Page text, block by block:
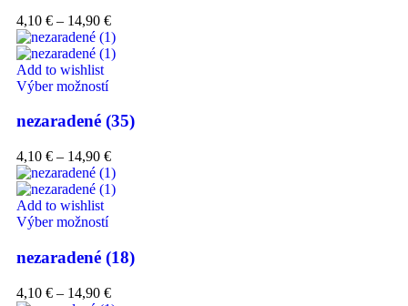
4,10 € – 14,90 €
Add to wishlist
Výber možností
nezaradené (35)
4,10 € – 14,90 €
Add to wishlist
Výber možností
nezaradené (18)
4,10 € – 14,90 €